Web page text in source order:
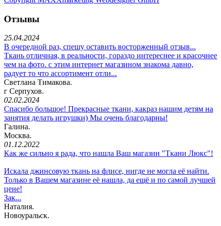
Отзывы
25.04.2024
В очередной раз, спешу оставить восторженный отзыв...
Ткань отличная, в реальности, гораздо интереснее и красочнее
чем на фото. с этим интернет магазином знакома давно,
радует то что ассортимент отли...
Светлана Тимакова.
г Серпухов.
02.02.2024
Спасибо большое! Прекрасные ткани, какраз нашим детям на
занятия делать игрушки) Мы очень благодарны!
Галина.
Москва.
01.12.2022
Как же сильно я рада, что нашла Ваш магазин "Ткани Люкс"!
Искала джинсовую ткань на флисе, нигде не могла её найти.
Только в Вашем магазине её нашла, да ещё и по самой лучшей
цене!
Зак...
Наталия.
Новоуральск.